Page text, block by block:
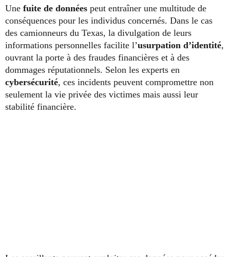
Une fuite de données peut entraîner une multitude de
conséquences pour les individus concernés. Dans le cas
des camionneurs du Texas, la divulgation de leurs
informations personnelles facilite l’usurpation d’identité,
ouvrant la porte à des fraudes financières et à des
dommages réputationnels. Selon les experts en
cybersécurité, ces incidents peuvent compromettre non
seulement la vie privée des victimes mais aussi leur
stabilité financière.